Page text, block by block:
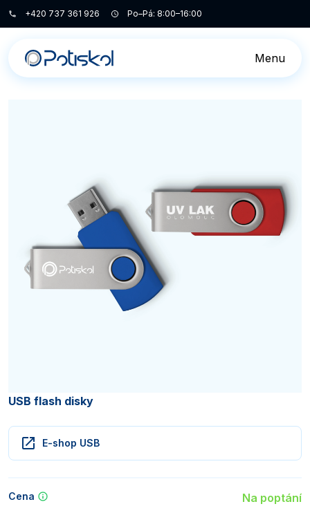
+420 737 361 926 Po–Pá: 8:00–16:00
Menu
USB flash disky
E-shop USB
Cena Na poptání